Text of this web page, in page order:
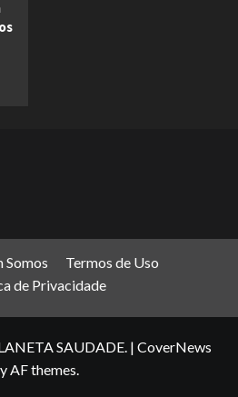
Somos
Termos de Uso
de Privacidade
SAUDADE. | CoverNews
AF themes.